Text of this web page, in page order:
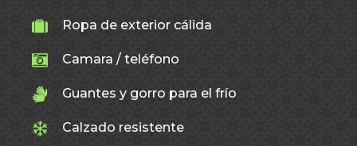
Ropa de exterior cálida
Camara / teléfono
Guantes y gorro para el frío
Calzado resistente